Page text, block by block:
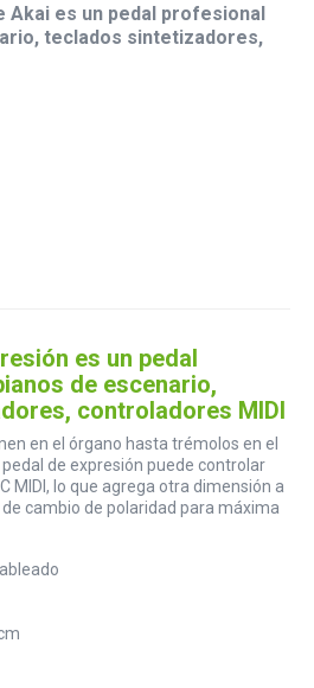
Akai es un pedal profesional
teclados sintetizadores,
es un pedal
de escenario,
controladores MIDI
en el órgano hasta trémolos en el
de expresión puede controlar
MIDI, lo que agrega otra dimensión a
cambio de polaridad para máxima